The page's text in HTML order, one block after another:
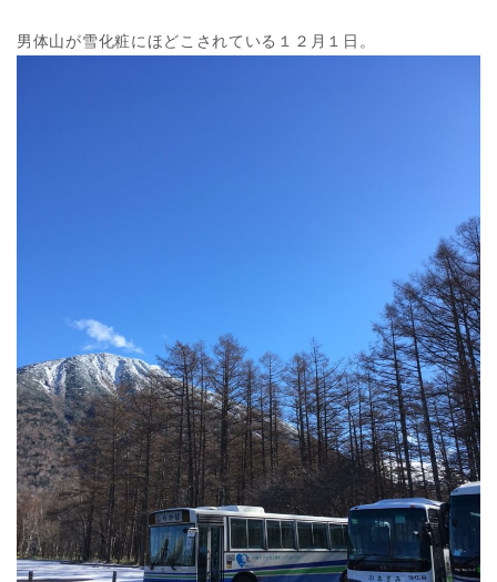
男体山が雪化粧にほどこされている１２月１日。